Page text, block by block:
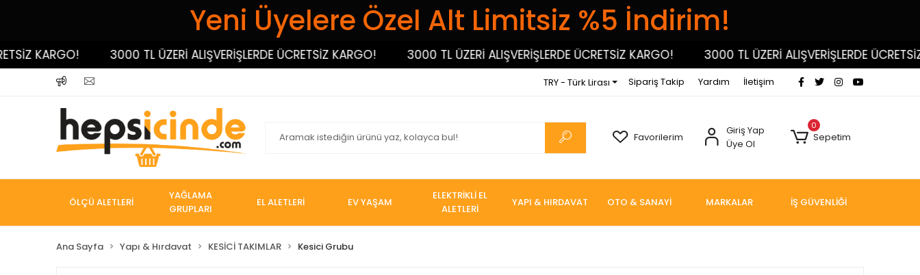
Yeni Üyelere Özel Alt Limitsiz %5 İndirim!
KARGO! 3000 TL ÜZERİ ALIŞVERİŞLERDE ÜCRETSİZ KARGO! 3000 TL ÜZERİ ALIŞVERİŞLERDE ÜCRETSİZ KARGO! 3000 TL ÜZERİ ALIŞVERİŞLERDE ÜCRETSİZ
TRY - Türk Lirası Sipariş Takip Yardım İletişim
Favorilerim
Giriş Yap
Üye Ol
0
Sepetim
ÖLÇÜ ALETLERİ
YAĞLAMA
GRUPLARI
EL ALETLERİ EV YAŞAM
ELEKTRİKLİ EL
ALETLERİ
YAPI & HIRDAVAT OTO & SANAYİ MARKALAR İŞ GÜVENLİĞİ
Ana Sayfa Yapı & Hırdavat KESİCİ TAKIMLAR Kesici Grubu